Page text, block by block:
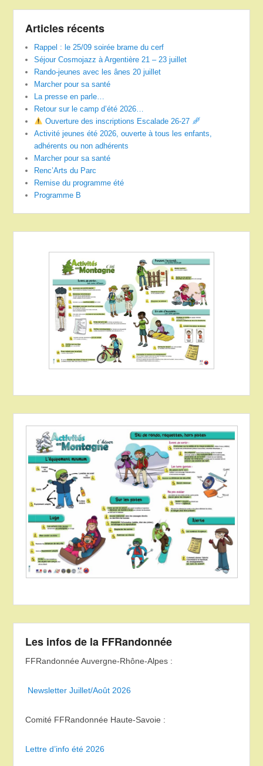
Articles récents
Rappel : le 25/09 soirée brame du cerf
Séjour Cosmojazz à Argentière 21 – 23 juillet
Rando-jeunes avec les ânes 20 juillet
Marcher pour sa santé
La presse en parle…
Retour sur le camp d’été 2026…
Ouverture des inscriptions Escalade 26-27
Activité jeunes été 2026, ouverte à tous les enfants,
adhérents ou non adhérents
Marcher pour sa santé
Renc’Arts du Parc
Remise du programme été
Programme B
Les infos de la FFRandonnée
FFRandonnée Auvergne-Rhône-Alpes :
Newsletter Juillet/Août 2026
Comité FFRandonnée Haute-Savoie :
Lettre d’info été 2026